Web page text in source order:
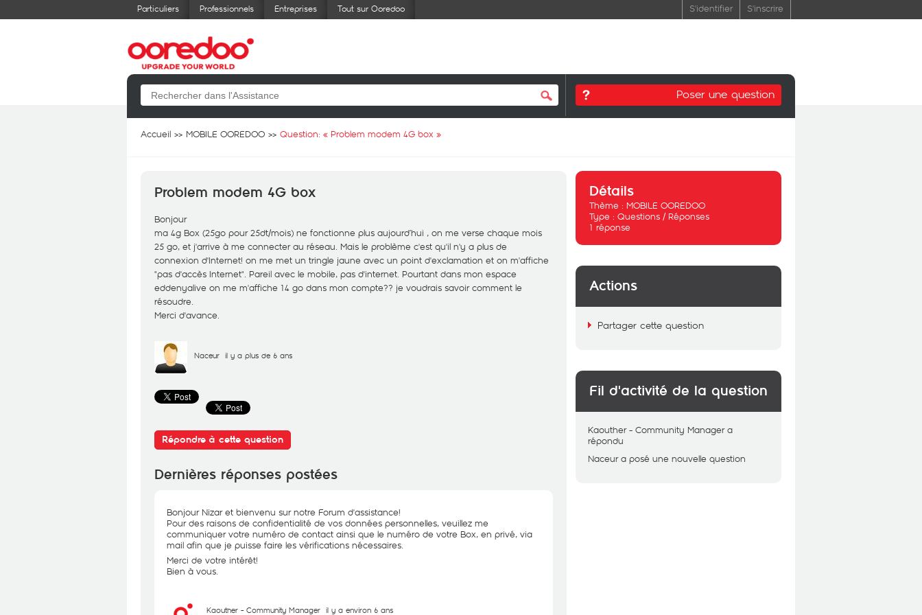
Particuliers Professionnels Entreprises Tout sur Ooredoo S'identifier S'inscrire
Poser une question
Accueil MOBILE OOREDOO Question: « Problem modem 4G box »
Problem modem 4G box
Bonjour
ma 4g Box (25go pour 25dt/mois) ne fonctionne plus aujourd’hui , on me verse chaque mois
25 go, et j'arrive à me connecter au réseau. Mais le problème c'est qu'il n'y a plus de
connexion d'Internet! on me met un tringle jaune avec un point d'exclamation et on m'affiche
"pas d'accès Internet". Pareil avec le mobile, pas d'internet. Pourtant dans mon espace
eddenyalive on me m'affiche 14 go dans mon compte?? je voudrais savoir comment le
résoudre.
Merci d'avance.
Naceur il y a plus de 6 ans
Répondre à cette question
Dernières réponses postées
Bonjour Nizar et bienvenu sur notre Forum d'assistance!
Pour des raisons de confidentialité de vos données personnelles, veuillez me
communiquer votre numéro de contact ainsi que le numéro de votre Box, en privé, via
mail afin que je puisse faire les vérifications nécessaires.
Merci de votre intérêt!
Bien à vous.
Kaouther - Community Manager il y a environ 6 ans
Détails
Thème : MOBILE OOREDOO
Type : Questions / Réponses
1 réponse
Actions
Partager cette question
Fil d'activité de la question
Kaouther - Community Manager a
répondu
Naceur a posé une nouvelle question